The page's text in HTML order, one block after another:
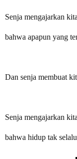
Senja mengajarkan kita
bahwa apapun yang
Dan senja membuat
Senja mengajarkan kita
bahwa hidup tak